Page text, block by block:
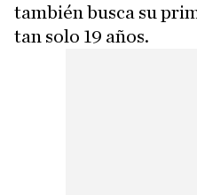
también busca su
tan solo 19 años.